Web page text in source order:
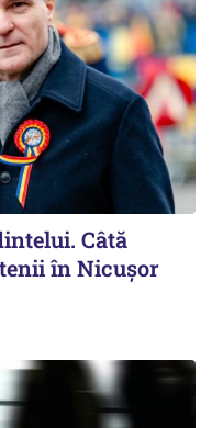
Câtă
în Nicușor